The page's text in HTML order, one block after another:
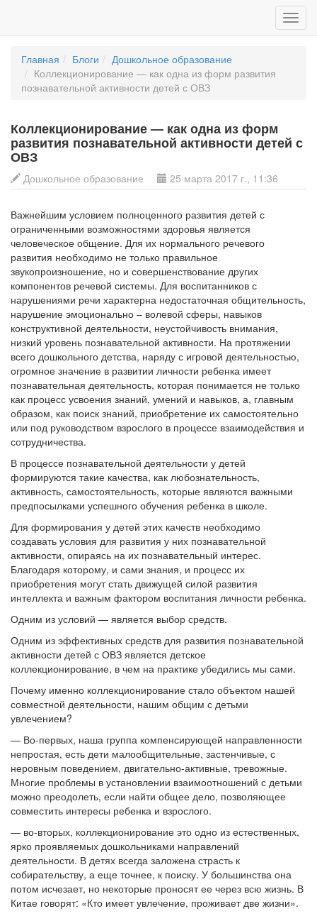
Главная Блоги
Дошкольное образование
Коллекционирование — как одна из форм развития
познавательной активности детей с ОВЗ
Коллекционирование — как одна из форм
развития познавательной активности детей с
ОВЗ
Дошкольное образование 25 марта 2017 г., 11:36
Важнейшим условием полноценного развития детей с
ограниченными возможностями здоровья является
человеческое общение. Для их нормального речевого
развития необходимо не только правильное
звукопроизношение, но и совершенствование других
компонентов речевой системы. Для воспитанников с
нарушениями речи характерна недостаточная общительность,
нарушение эмоционально – волевой сферы, навыков
конструктивной деятельности, неустойчивость внимания,
низкий уровень познавательной активности. На протяжении
всего дошкольного детства, наряду с игровой деятельностью,
огромное значение в развитии личности ребенка имеет
познавательная деятельность, которая понимается не только
как процесс усвоения знаний, умений и навыков, а, главным
образом, как поиск знаний, приобретение их самостоятельно
или под руководством взрослого в процессе взаимодействия и
сотрудничества.
В процессе познавательной деятельности у детей
формируются такие качества, как любознательность,
активность, самостоятельность, которые являются важными
предпосылками успешного обучения ребенка в школе.
Для формирования у детей этих качеств необходимо
создавать условия для развития у них познавательной
активности, опираясь на их познавательный интерес.
Благодаря которому, и сами знания, и процесс их
приобретения могут стать движущей силой развития
интеллекта и важным фактором воспитания личности ребенка.
Одним из условий — является выбор средств.
Одним из эффективных средств для развития познавательной
активности детей с ОВЗ является детское
коллекционирование, в чем на практике убедились мы сами.
Почему именно коллекционирование стало объектом нашей
совместной деятельности, нашим общим с детьми
увлечением?
— Во-первых, наша группа компенсирующей направленности
непростая, есть дети малообщительные, застенчивые, с
неровным поведением, двигательно-активные, тревожные.
Многие проблемы в установлении взаимоотношений с детьми
можно преодолеть, если найти общее дело, позволяющее
совместить интересы ребенка и взрослого.
— во-вторых, коллекционирование это одно из естественных,
ярко проявляемых дошкольниками направлений
деятельности. В детях всегда заложена страсть к
собирательству, а еще точнее, к поиску. У большинства она
потом исчезает, но некоторые проносят ее через всю жизнь. В
Китае говорят: «Кто имеет увлечение, проживает две жизни».